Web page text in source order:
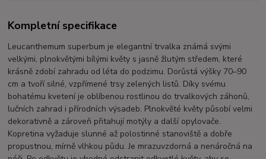
Kompletní specifikace
Leucanthemum superbum je elegantní trvalka známá svými
velkými, plnokvětými bílými květy s jasně žlutým středem, které
krásně zdobí zahradu od léta do podzimu. Dorůstá výšky 70–90
cm a tvoří silné, vzpřímené trsy zelených listů. Díky svému
bohatému kvetení je oblíbenou rostlinou do trvalkových záhonů,
lučních zahrad i přírodních výsadeb. Plnokvěté květy působí velmi
dekorativně a zároveň přitahují motýly a další opylovače.
Kopretina vyžaduje slunné až polostinné stanoviště a dobře
propustnou, mírně vlhkou půdu. Je mrazuvzdorná a nenáročná na